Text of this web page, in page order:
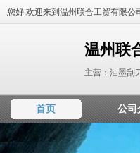
您好,欢迎来到温州联合工贸有限公
温州联
主营：油墨刮
首页 公司